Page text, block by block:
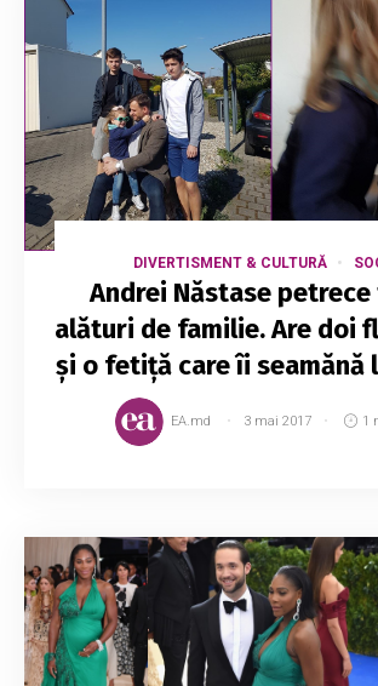
DIVERTISMENT & CULTURĂ
Andrei Năstase
alături de familie. Are doi
și o fetiță care îi seamănă
EA.md 3 mai 2017 1